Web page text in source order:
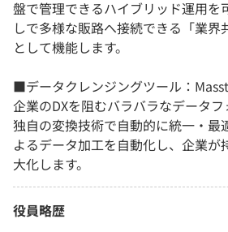
盤で管理できるハイブリッド運用を
しで多様な販路へ接続できる「業界
として機能します。
■データクレンジングツール：
企業のDXを阻むバラバラなデータ
独自の変換技術で自動的に統一・最
よるデータ加工を自動化し、企業が
大化します。
役員略歴